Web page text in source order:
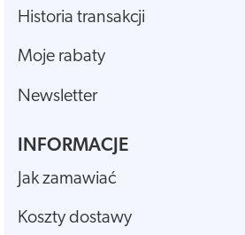
Historia transakcji
Moje rabaty
Newsletter
INFORMACJE
Jak zamawiać
Koszty dostawy